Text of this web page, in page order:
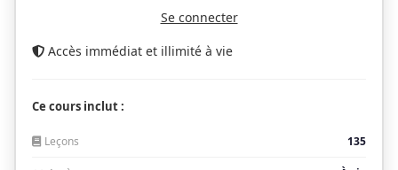
Se connecter
Accès immédiat et illimité à vie
Ce cours inclut :
Leçons 135